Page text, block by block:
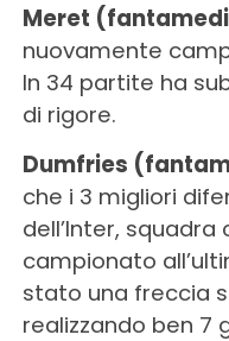
Meret
nuovamente
In 34 partite ha
di rigore.
Dumfries
che i 3 migliori
dell’Inter, squadra
campionato
stato una freccia
realizzando ben 7